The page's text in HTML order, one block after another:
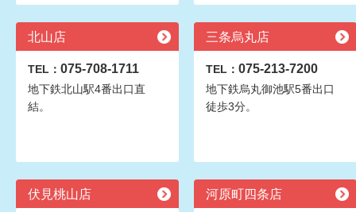
北山店
TEL： 075-708-1711
地下鉄北山駅4番出口直
結。
三条烏丸店
TEL： 075-213-7200
地下鉄烏丸御池駅5番出口
徒歩3分。
伏見桃山店 河原町四条店